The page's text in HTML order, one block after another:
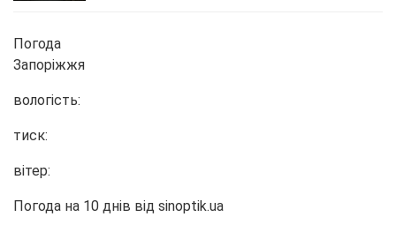
Погода
Запоріжжя
вологість:
тиск:
вітер:
Погода на 10 днів від sinoptik.ua